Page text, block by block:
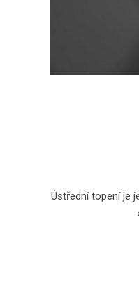
Ústřední topení je